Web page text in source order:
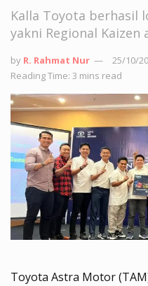
Kalla Toyota berhasil
yakni Regional
by R. Rahmat Nur
25/10/
Reading Time: 3 mins read
Toyota Astra Motor